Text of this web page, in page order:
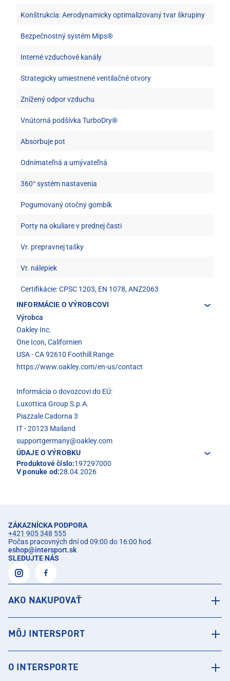
Konštrukcia: Aerodynamicky optimalizovaný tvar škrupiny
Bezpečnostný systém Mips®
Interné vzduchové kanály
Strategicky umiestnené ventilačné otvory
Znížený odpor vzduchu
Vnútorná podšívka TurboDry®
Absorbuje pot
Odnímateľná a umývateľná
360° systém nastavenia
Pogumovaný otočný gombík
Porty na okuliare v prednej časti
Vr. prepravnej tašky
Vr. nálepiek
Certifikácie: CPSC 1203, EN 1078, ANZ2063
INFORMÁCIE O VÝROBCOVI
Výrobca
Oakley Inc.
One Icon, Californien
USA - CA 92610 Foothill Range
https://www.oakley.com/en-us/contact
Informácia o dovozcovi do EÚ:
Luxottica Group S.p.A.
Piazzale Cadorna 3
IT - 20123 Mailand
supportgermany@oakley.com
ÚDAJE O VÝROBKU
Produktové číslo:197297000
V ponuke od:28.04.2026
ZÁKAZNÍCKA PODPORA
+421 905 348 555
Počas pracovných dní od 09:00 do 16:00 hod.
eshop@intersport.sk
SLEDUJTE NÁS
AKO NAKUPOVAŤ
MÔJ INTERSPORT
O INTERSPORTE